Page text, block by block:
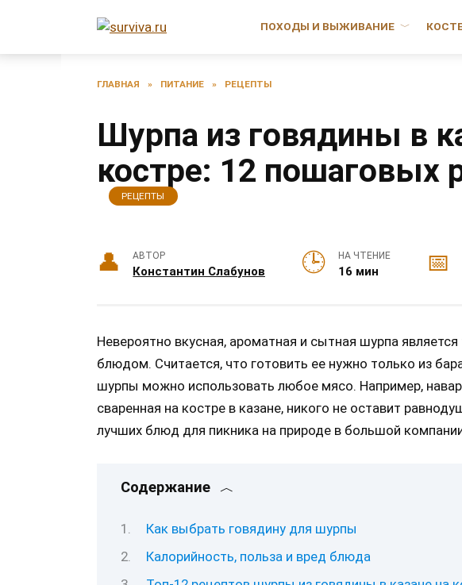
ПОХОДЫ И ВЫЖИВАНИЕ
ГЛАВНАЯ » ПИТАНИЕ » РЕЦЕПТЫ
Шурпа из говядины в
костре: 12 пошаговых
РЕЦЕПТЫ
АВТОР
Константин Слабунов
НА ЧТЕНИЕ
16 мин
Невероятно вкусная, ароматная и сытная шурпа
блюдом. Считается, что готовить ее нужно только из
шурпы можно использовать любое мясо. Например,
сваренная на костре в казане, никого не оставит
лучших блюд для пикника на природе в большой
Содержание
Как выбрать говядину для шурпы
Калорийность, польза и вред блюда